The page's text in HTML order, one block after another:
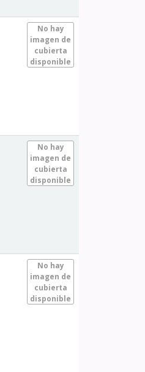
No hay
imagen de
cubierta
disponible
No hay
imagen de
cubierta
disponible
No hay
imagen de
cubierta
disponible